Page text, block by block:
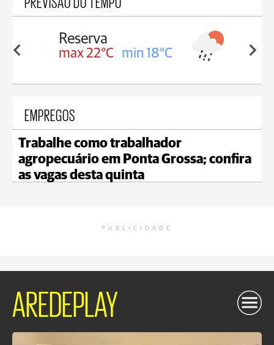
18°C max 19°C min 17°C
EMPREGOS
Trabalhe como trabalhador
agropecuário em Ponta Grossa; confira
as vagas desta quinta
PUBLICIDADE
AREDEPLAY